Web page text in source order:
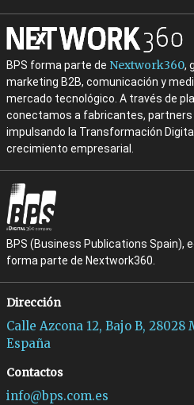
BPS forma parte de Nextwork360,
marketing B2B, comunicación y
mercado tecnológico. A través de
conectamos a fabricantes,
impulsando la Transformación
crecimiento empresarial.
BPS (Business Publications Spain),
forma parte de Nextwork360.
Dirección
Calle Azcona 12, Bajo B, 28028
España
Contactos
info@bps.com.es